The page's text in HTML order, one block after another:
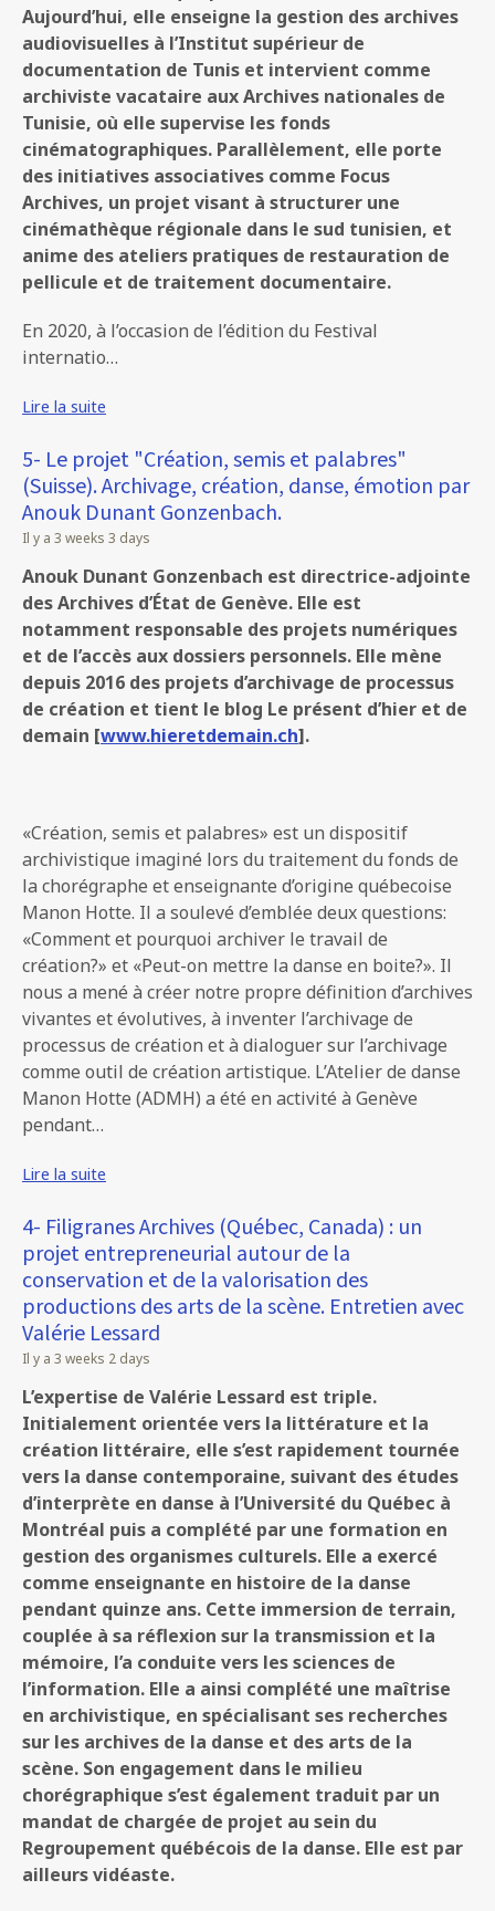
Aujourd’hui, elle enseigne la gestion des archives
audiovisuelles à l’Institut supérieur de
documentation de Tunis et intervient comme
archiviste vacataire aux Archives nationales de
Tunisie, où elle supervise les fonds
cinématographiques. Parallèlement, elle porte
des initiatives associatives comme Focus
Archives, un projet visant à structurer une
cinémathèque régionale dans le sud tunisien, et
anime des ateliers pratiques de restauration de
pellicule et de traitement documentaire.
En 2020, à l’occasion de l’édition du Festival
internatio…
Lire la suite
5- Le projet "Création, semis et palabres"
(Suisse). Archivage, création, danse, émotion par
Anouk Dunant Gonzenbach.
Il y a 3 weeks 3 days
Anouk Dunant Gonzenbach est directrice-adjointe
des Archives d’État de Genève. Elle est
notamment responsable des projets numériques
et de l’accès aux dossiers personnels. Elle mène
depuis 2016 des projets d’archivage de processus
de création et tient le blog Le présent d’hier et de
demain [www.hieretdemain.ch].
«Création, semis et palabres» est un dispositif
archivistique imaginé lors du traitement du fonds de
la chorégraphe et enseignante d’origine québecoise
Manon Hotte. Il a soulevé d’emblée deux questions:
«Comment et pourquoi archiver le travail de
création?» et «Peut-on mettre la danse en boite?». Il
nous a mené à créer notre propre définition d’archives
vivantes et évolutives, à inventer l’archivage de
processus de création et à dialoguer sur l’archivage
comme outil de création artistique. L’Atelier de danse
Manon Hotte (ADMH) a été en activité à Genève
pendant…
Lire la suite
4- Filigranes Archives (Québec, Canada) : un
projet entrepreneurial autour de la
conservation et de la valorisation des
productions des arts de la scène. Entretien avec
Valérie Lessard
Il y a 3 weeks 2 days
L’expertise de Valérie Lessard est triple.
Initialement orientée vers la littérature et la
création littéraire, elle s’est rapidement tournée
vers la danse contemporaine, suivant des études
d’interprète en danse à l’Université du Québec à
Montréal puis a complété par une formation en
gestion des organismes culturels. Elle a exercé
comme enseignante en histoire de la danse
pendant quinze ans. Cette immersion de terrain,
couplée à sa réflexion sur la transmission et la
mémoire, l’a conduite vers les sciences de
l’information. Elle a ainsi complété une maîtrise
en archivistique, en spécialisant ses recherches
sur les archives de la danse et des arts de la
scène. Son engagement dans le milieu
chorégraphique s’est également traduit par un
mandat de chargée de projet au sein du
Regroupement québécois de la danse. Elle est par
ailleurs vidéaste.